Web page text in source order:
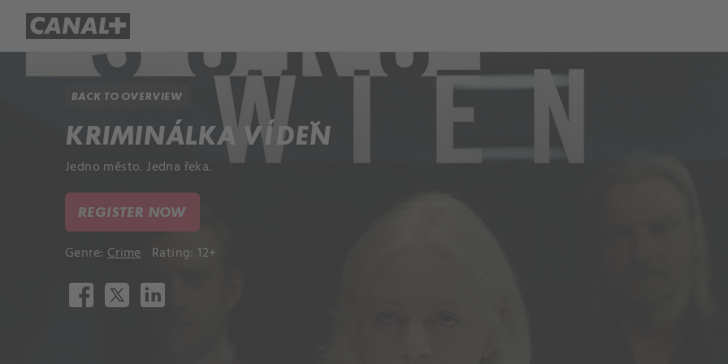
BACK TO OVERVIEW
KRIMINÁLKA VÍDEŇ
Jedno město. Jedna řeka.
REGISTER NOW
Genre: Crime Rating: 12+